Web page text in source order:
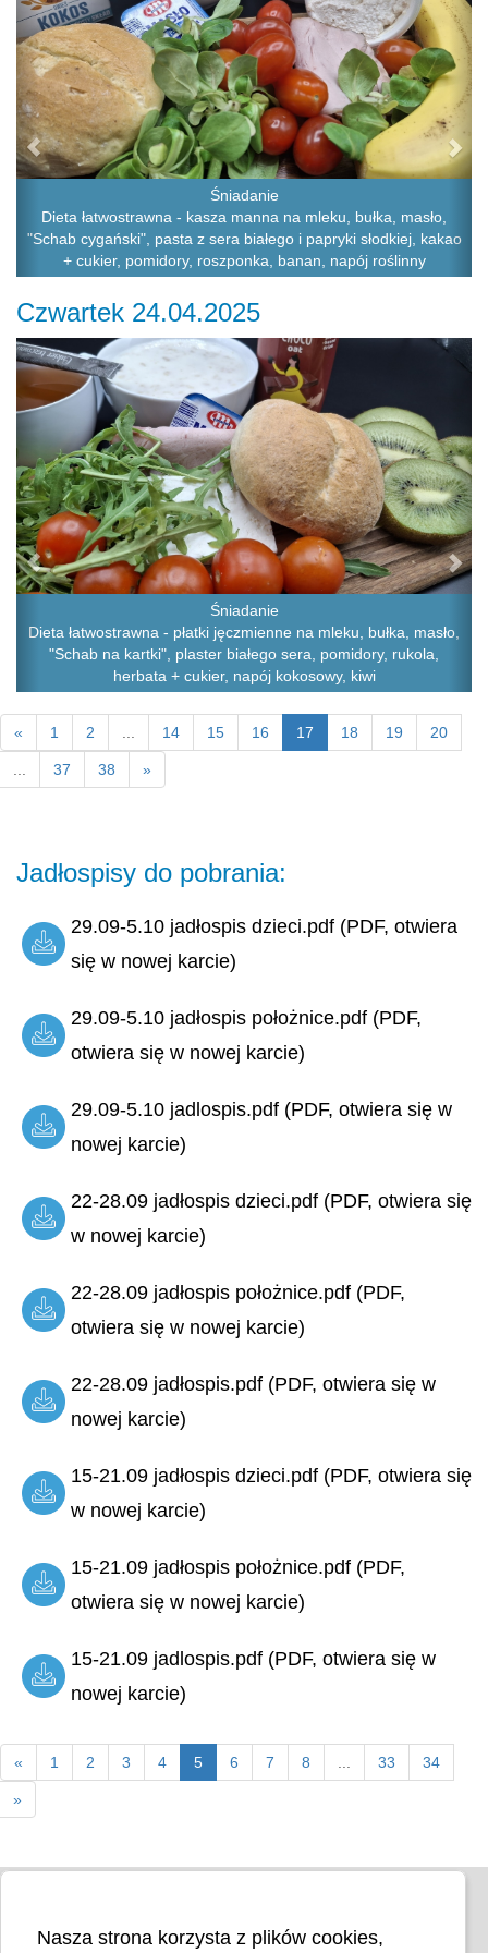
Śniadanie
Dieta łatwostrawna - kasza manna na mleku, bułka, masło,
"Schab cygański", pasta z sera białego i papryki słodkiej, kakao
+ cukier, pomidory, roszponka, banan, napój roślinny
Czwartek 24.04.2025
Śniadanie
Dieta łatwostrawna - płatki jęczmienne na mleku, bułka, masło,
"Schab na kartki", plaster białego sera, pomidory, rukola,
herbata + cukier, napój kokosowy, kiwi
Previous
« 1 2 14 15 16 17 18 19 20
37 38 »
Jadłospisy do pobrania:
29.09-5.10 jadłospis dzieci.pdf (PDF, otwiera
się w nowej karcie)
29.09-5.10 jadłospis położnice.pdf (PDF,
otwiera się w nowej karcie)
29.09-5.10 jadlospis.pdf (PDF, otwiera się w
nowej karcie)
22-28.09 jadłospis dzieci.pdf (PDF, otwiera się
w nowej karcie)
22-28.09 jadłospis położnice.pdf (PDF,
otwiera się w nowej karcie)
22-28.09 jadłospis.pdf (PDF, otwiera się w
nowej karcie)
15-21.09 jadłospis dzieci.pdf (PDF, otwiera się
w nowej karcie)
15-21.09 jadłospis położnice.pdf (PDF,
otwiera się w nowej karcie)
15-21.09 jadlospis.pdf (PDF, otwiera się w
nowej karcie)
« 1 2 3 4 5 6 7 8 33 34
»
Nasza strona korzysta z plików cookies,